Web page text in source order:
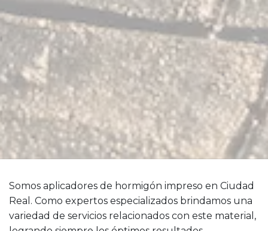
Somos aplicadores de hormigón impreso en Ciudad
Real. Como expertos especializados brindamos una
variedad de servicios relacionados con este material,